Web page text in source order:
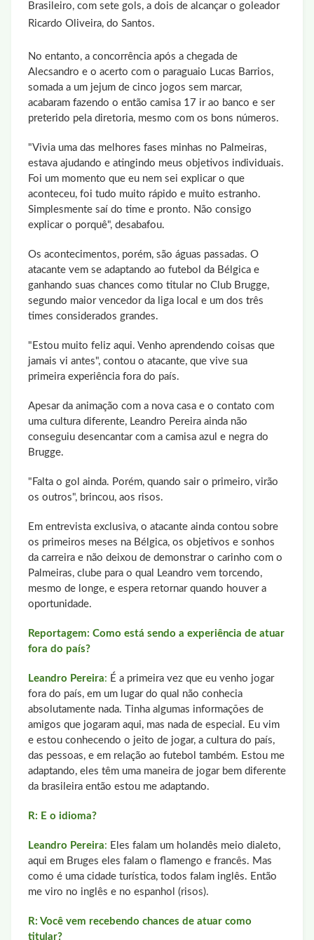
Brasileiro, com sete gols, a dois de alcançar o goleador
Ricardo Oliveira, do Santos.
No entanto, a concorrência após a chegada de
Alecsandro e o acerto com o paraguaio Lucas Barrios,
somada a um jejum de cinco jogos sem marcar,
acabaram fazendo o então camisa 17 ir ao banco e ser
preterido pela diretoria, mesmo com os bons números.
"Vivia uma das melhores fases minhas no Palmeiras,
estava ajudando e atingindo meus objetivos individuais.
Foi um momento que eu nem sei explicar o que
aconteceu, foi tudo muito rápido e muito estranho.
Simplesmente saí do time e pronto. Não consigo
explicar o porquê", desabafou.
Os acontecimentos, porém, são águas passadas. O
atacante vem se adaptando ao futebol da Bélgica e
ganhando suas chances como titular no Club Brugge,
segundo maior vencedor da liga local e um dos três
times considerados grandes.
"Estou muito feliz aqui. Venho aprendendo coisas que
jamais vi antes", contou o atacante, que vive sua
primeira experiência fora do país.
Apesar da animação com a nova casa e o contato com
uma cultura diferente, Leandro Pereira ainda não
conseguiu desencantar com a camisa azul e negra do
Brugge.
"Falta o gol ainda. Porém, quando sair o primeiro, virão
os outros", brincou, aos risos.
Em entrevista exclusiva, o atacante ainda contou sobre
os primeiros meses na Bélgica, os objetivos e sonhos
da carreira e não deixou de demonstrar o carinho com o
Palmeiras, clube para o qual Leandro vem torcendo,
mesmo de longe, e espera retornar quando houver a
oportunidade.
Reportagem: Como está sendo a experiência de atuar
fora do país?
Leandro Pereira: É a primeira vez que eu venho jogar
fora do país, em um lugar do qual não conhecia
absolutamente nada. Tinha algumas informações de
amigos que jogaram aqui, mas nada de especial. Eu vim
e estou conhecendo o jeito de jogar, a cultura do país,
das pessoas, e em relação ao futebol também. Estou me
adaptando, eles têm uma maneira de jogar bem diferente
da brasileira então estou me adaptando.
R: E o idioma?
Leandro Pereira: Eles falam um holandês meio dialeto,
aqui em Bruges eles falam o flamengo e francês. Mas
como é uma cidade turística, todos falam inglês. Então
me viro no inglês e no espanhol (risos).
R: Você vem recebendo chances de atuar como
titular?